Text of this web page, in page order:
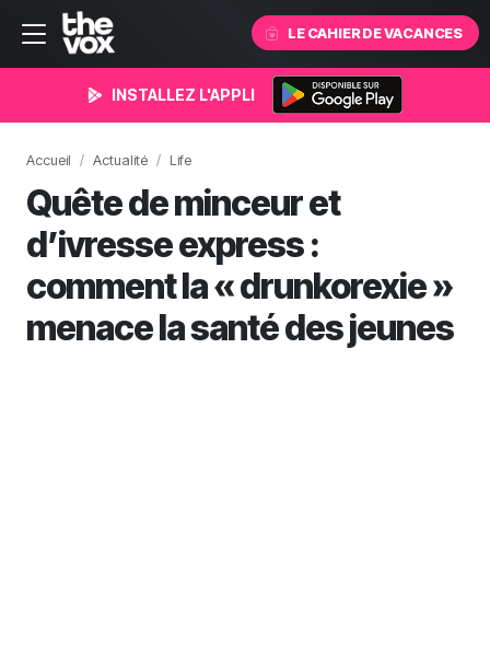
LE CAHIER DE VACANCES
INSTALLEZ L'APPLI
Accueil Actualité Life
Quête de minceur et
d’ivresse express :
comment la « drunkorexie »
menace la santé des jeunes